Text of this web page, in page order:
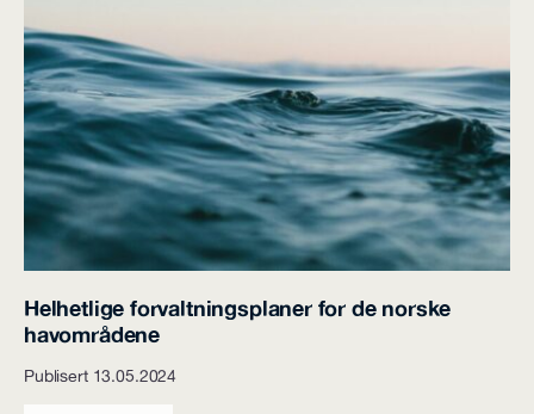
Helhetlige forvaltningsplaner for de norske
havområdene
Publisert 13.05.2024